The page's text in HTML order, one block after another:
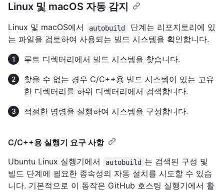
Linux 및 macOS 자동 감지
Linux 및 macOS에서 autobuild
단계는 리포지토리에 있
는 파일을 검토하여 사용되는 빌드 시스템을 확인합니다.
루트 디렉터리에서 빌드 시스템을 찾습니다.
찾을 수 없는 경우 C/C++용 빌드 시스템이 있는 고유
한 디렉터리를 하위 디렉터리에서 검색합니다.
적절한 명령을 실행하여 시스템을 구성합니다.
C/C++용 실행기 요구 사항
Ubuntu Linux 실행기에서
autobuild 는 검색된 구성 및
빌드 단계에 필요한 종속성의 자동 설치를 시도할 수 있습
니다. 기본적으로 이 동작은 GitHub 호스팅 실행기에서 활